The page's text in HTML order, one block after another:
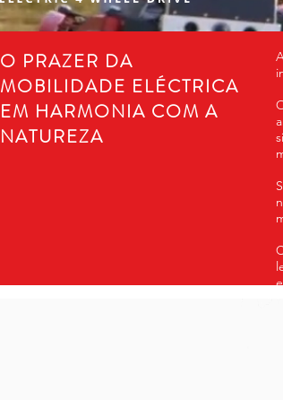
O PRAZER DA
MOBILIDADE ELÉCTRICA
EM HARMONIA COM A
NATUREZA